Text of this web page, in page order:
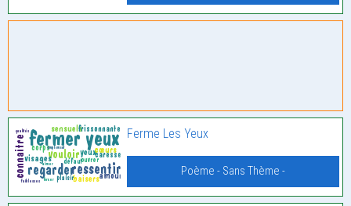
Ferme Les Yeux
Poème - Sans Thème -